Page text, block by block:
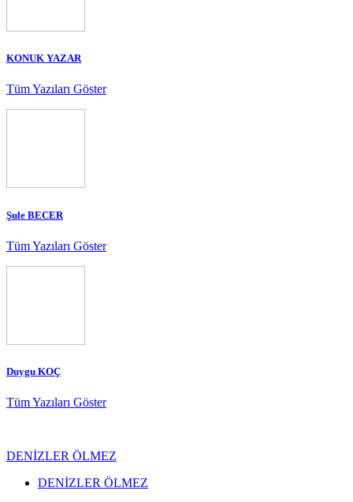
KONUK YAZAR
Tüm Yazıları Göster
Şule BECER
Tüm Yazıları Göster
Duygu KOÇ
Tüm Yazıları Göster
DENİZLER ÖLMEZ
DENİZLER ÖLMEZ